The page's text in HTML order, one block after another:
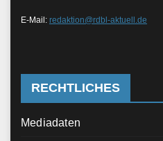
E-Mail: redaktion@rdbl-aktuell.de
RECHTLICHES
Mediadaten